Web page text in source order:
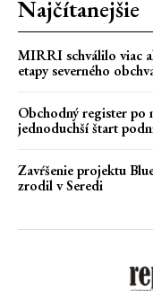
Najčítanejšie
MIRRI schválilo viac
etapy severného
Obchodný register po
jednoduchší štart
Zavŕšenie projektu
zrodil v Seredi